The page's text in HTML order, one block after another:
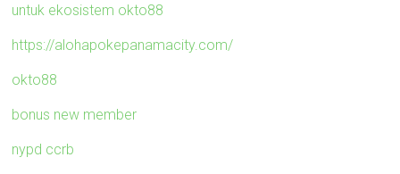
untuk ekosistem okto88
https://alohapokepanamacity.com/
okto88
bonus new member
nypd ccrb